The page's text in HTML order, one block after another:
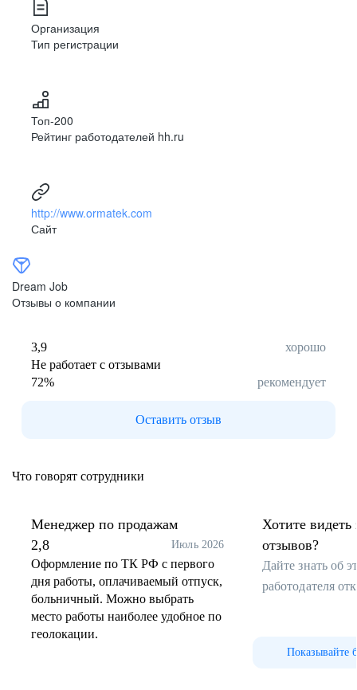
Организация
Тип регистрации
Топ-200
Рейтинг работодателей hh.ru
http://www.ormatek.com
Сайт
Dream Job
Отзывы о компании
3,9
хорошо
Не работает с отзывами
72% рекомендует
Оставить отзыв
Что говорят сотрудники
Менеджер по продажам
2,8
Июль 2026
Оформление по ТК РФ с первого
дня работы, оплачиваемый отпуск,
больничный. Можно выбрать
место работы наиболее удобное по
геолокации.
Хотите видеть
отзывов?
Дайте знать об
работодателя
Показывайте